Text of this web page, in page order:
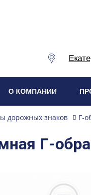
О КОМПАНИИ
дорожных знаков Г-
Г-